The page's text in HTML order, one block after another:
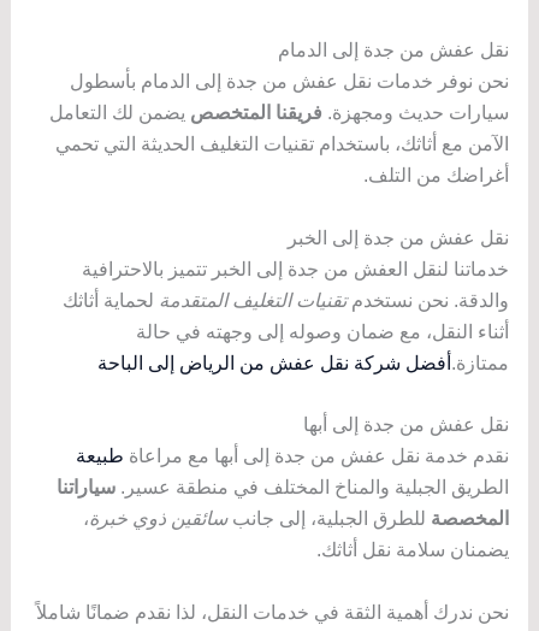
نقل عفش من جدة إلى الدمام
نحن نوفر خدمات نقل عفش من جدة إلى الدمام بأسطول
سيارات حديث ومجهزة. فريقنا المتخصص يضمن لك التعامل
الآمن مع أثاثك، باستخدام تقنيات التغليف الحديثة التي تحمي
أغراضك من التلف.
نقل عفش من جدة إلى الخبر
خدماتنا لنقل العفش من جدة إلى الخبر تتميز بالاحترافية
والدقة. نحن نستخدمتقنيات التغليف المتقدمة لحماية أثاثك
أثناء النقل، مع ضمان وصوله إلى وجهته في حالة
ممتازة. أفضل شركة نقل عفش من الرياض إلى الباحة
نقل عفش من جدة إلى أبها
نقدم خدمة نقل عفش من جدة إلى أبها مع مراعاة طبيعة
الطريق الجبلية والمناخ المختلف في منطقة عسير. سياراتنا
المخصصة للطرق الجبلية، إلى جانبسائقين ذوي خبرة،
يضمنان سلامة نقل أثاثك.
نحن ندرك أهمية الثقة في خدمات النقل، لذا نقدم ضمانًا شاملاً